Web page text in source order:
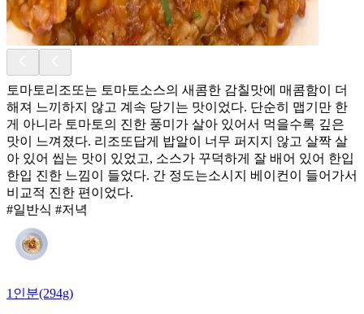
토마토리조또는 토마토소스의 새콤한 감칠맛에 매콤함이 더
해져 느끼하지 않고 계속 당기는 맛이었다. 단순히 맵기만 한
게 아니라 토마토의 진한 풍미가 살아 있어서 먹을수록 깊은
맛이 느껴졌다. 리조또답게 밥알이 너무 퍼지지 않고 살짝 살
아 있어 씹는 맛이 있었고, 소스가 꾸덕하게 잘 배어 있어 한입
한입 진한 느낌이 들었다. 간 정도는소시지 베이컨이 들어가서
비교적 진한 편이었다.
#일반식 #저녁
1인분(294g)